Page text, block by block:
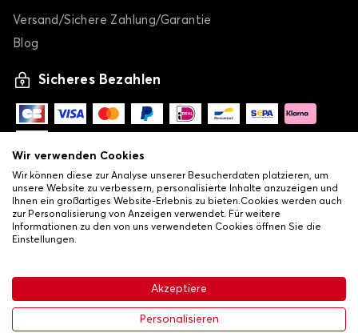
Autoplane für HYUNDAI i20
i30
Versand/Sichere Zahlung/Garantie
Blog
Sicheres Bezahlen
Allgemeine Verkaufsbedingungen•
Datenschutz- und Cookie-Richtlinie•Livraison
Wir verwenden Cookies
Wir können diese zur Analyse unserer Besucherdaten platzieren, um
unsere Website zu verbessern, personalisierte Inhalte anzuzeigen und
Ihnen ein großartiges Website-Erlebnis zu bieten.Cookies werden auch
zur Personalisierung von Anzeigen verwendet. Für weitere
Informationen zu den von uns verwendeten Cookies öffnen Sie die
Einstellungen.
Akzeptiere
Personalisieren